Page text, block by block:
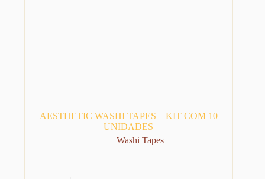
AESTHETIC WASHI TAPES – KIT COM 10
UNIDADES
Washi Tapes